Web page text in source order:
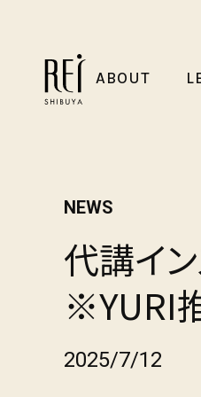
ABOUT
NEWS
代講イン
※YURI
2025/7/12